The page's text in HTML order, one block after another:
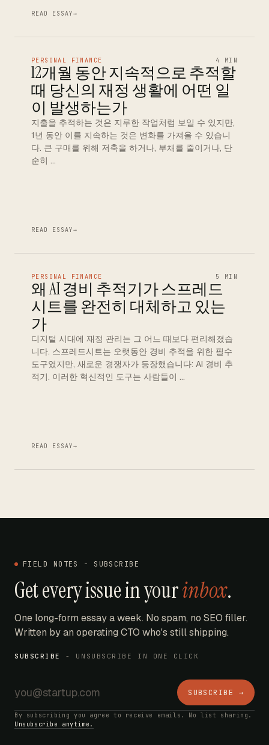
READ ESSAY→
PERSONAL FINANCE 4 MIN
12개월 동안 지속적으로 추적할
때 당신의 재정 생활에 어떤 일
이 발생하는가
지출을 추적하는 것은 지루한 작업처럼 보일 수 있지만,
1년 동안 이를 지속하는 것은 변화를 가져올 수 있습니
다. 큰 구매를 위해 저축을 하거나, 부채를 줄이거나, 단
순히 …
READ ESSAY→
PERSONAL FINANCE 5 MIN
왜 AI 경비 추적기가 스프레드
시트를 완전히 대체하고 있는
가
디지털 시대에 재정 관리는 그 어느 때보다 편리해졌습
니다. 스프레드시트는 오랫동안 경비 추적을 위한 필수
도구였지만, 새로운 경쟁자가 등장했습니다: AI 경비 추
적기. 이러한 혁신적인 도구는 사람들이 …
READ ESSAY→
FIELD NOTES - SUBSCRIBE
Get every issue in yourinbox.
One long-form essay a week. No spam, no SEO filler.
Written by an operating CTO who's still shipping.
SUBSCRIBE - UNSUBSCRIBE IN ONE CLICK
SUBSCRIBE →
By subscribing you agree to receive emails. No list sharing.
Unsubscribe anytime.